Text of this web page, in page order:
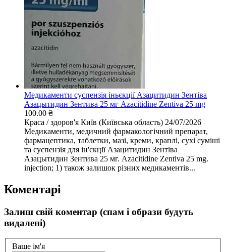
Медикаменти суспензія іньєкції Азацитидин Зентіва
Азацытидин Зентива 25 мг Azacitidine Zentiva 25 mg
100.00 ₴
Краса / здоров'я Київ (Київська область) 24/07/2026
Медикаменти, медичний фармакологічний препарат,
фармацептика, таблетки, мазі, креми, краплі, сухі суміші
та суспензія для ін'єкції Азацитидин Зентіва
Азацытидин Зентива 25 мг. Azacitidine Zentiva 25 mg.
injection; 1) також залишок різних медикаментів...
Коментарі
Залиш свій коментар (спам і образи будуть
видалені)
Ваше ім'я